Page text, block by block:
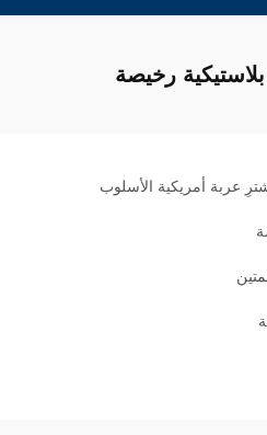
رخيصة
عربة أمريكية الأسلوب